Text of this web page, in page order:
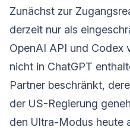
Zunächst zur
derzeit nur als
OpenAI API und Codex
nicht in ChatGPT
Partner beschränkt,
der US-Regierung
den Ultra-Modus heute